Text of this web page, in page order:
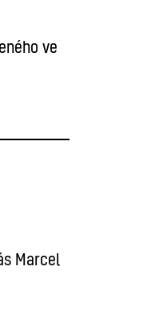
ve
Marcel